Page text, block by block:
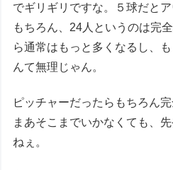
でギリギリですな。５球だとア
もちろん、24人というのは完
ら通常はもっと多くなるし、
んて無理じゃん。
ピッチャーだったらもちろん
まあそこまでいかなくても、
ねぇ。